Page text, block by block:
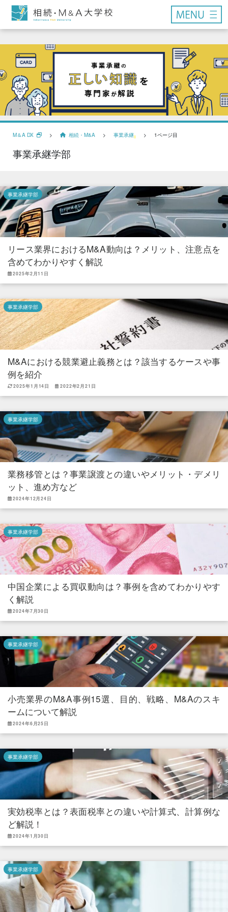
M＆A DX > 相続・M&A >事業承継 > 1ページ目
事業承継学部
事業承継学部
リース業界におけるM&A動向は？メリット、注意点を
含めてわかりやすく解説
2025年2月11日
事業承継学部
M&Aにおける競業避止義務とは？該当するケースや事
例を紹介
2025年1月14日 2022年2月21日
事業承継学部
業務移管とは？事業譲渡との違いやメリット・デメリ
ット、進め方など
2024年12月24日
事業承継学部
中国企業による買収動向は？事例を含めてわかりやす
く解説
2024年7月30日
事業承継学部
小売業界のM&A事例15選、目的、戦略、M&Aのスキ
ームについて解説
2024年6月25日
事業承継学部
実効税率とは？表面税率との違いや計算式、計算例な
ど解説！
2024年1月30日
事業承継学部